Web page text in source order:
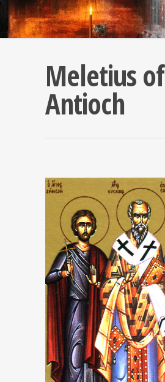
Meletius of
Antioch